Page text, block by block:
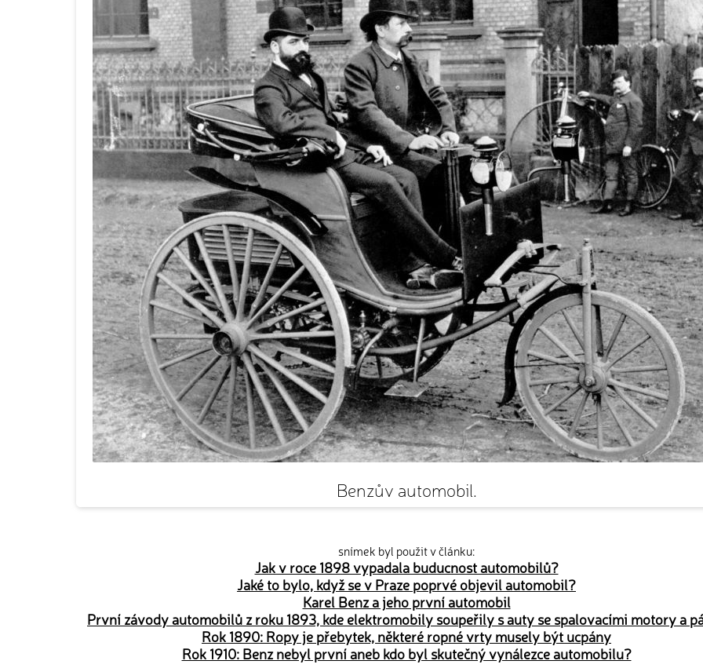
Benzův automobil.
snímek byl použit v článku:
Jak v roce 1898 vypadala buducnost automobilů?
Jaké to bylo, když se v Praze poprvé objevil automobil?
Karel Benz a jeho první automobil
První závody automobilů z roku 1893, kde elektromobily soupeřily s auty se spalovacími motory a
Rok 1890: Ropy je přebytek, některé ropné vrty musely být ucpány
Rok 1910: Benz nebyl první aneb kdo byl skutečný vynálezce automobilu?